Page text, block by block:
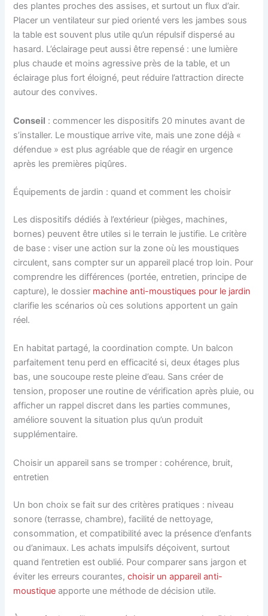
des plantes proches des assises, et surtout un flux d’air.
Placer un ventilateur sur pied orienté vers les jambes sous
la table est souvent plus utile qu’un répulsif dispersé au
hasard. L’éclairage peut aussi être repensé : une lumière
plus chaude et moins agressive près de la table, et un
éclairage plus fort éloigné, peut réduire l’attraction directe
autour des convives.
Conseil : commencer les dispositifs 20 minutes avant de
s’installer. Le moustique arrive vite, mais une zone déjà «
défendue » est plus agréable que de réagir en urgence
après les premières piqûres.
Équipements de jardin : quand et comment les choisir
Les dispositifs dédiés à l’extérieur (pièges, machines,
bornes) peuvent être utiles si le terrain le justifie. Le critère
de base : viser une action sur la zone où les moustiques
circulent, sans compter sur un appareil placé trop loin. Pour
comprendre les différences (portée, entretien, principe de
capture), le dossier machine anti-moustiques pour le jardin
clarifie les scénarios où ces solutions apportent un gain
réel.
En habitat partagé, la coordination compte. Un balcon
parfaitement tenu perd en efficacité si, deux étages plus
bas, une soucoupe reste pleine d’eau. Sans créer de
tension, proposer une routine de vérification après pluie, ou
afficher un rappel discret dans les parties communes,
améliore souvent la situation plus qu’un produit
supplémentaire.
Choisir un appareil sans se tromper : cohérence, bruit,
entretien
Un bon choix se fait sur des critères pratiques : niveau
sonore (terrasse, chambre), facilité de nettoyage,
consommation, et compatibilité avec la présence d’enfants
ou d’animaux. Les achats impulsifs déçoivent, surtout
quand l’entretien est oublié. Pour comparer sans jargon et
éviter les erreurs courantes,choisir un appareil anti-
moustique apporte une méthode de décision utile.